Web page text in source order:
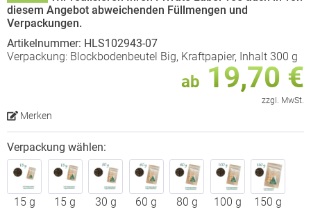
diesem Angebot abweichenden Füllmengen und
Verpackungen.
Artikelnummer: HLS102943-07
Verpackung: Blockbodenbeutel Big, Kraftpapier, Inhalt 300 g
ab 19,70 €
zzgl. MwSt.
Merken
Verpackung wählen:
15 g 15 g 30 g 60 g 80 g 100 g 150 g